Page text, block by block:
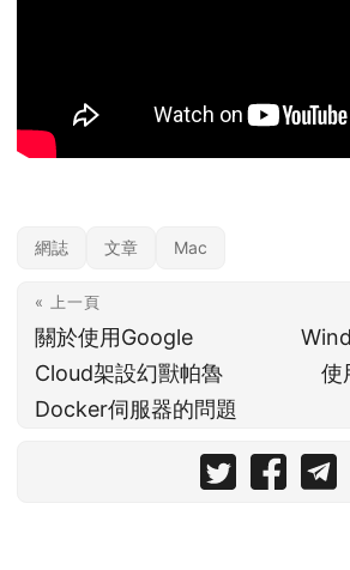
網誌 文章 Mac
« 上一頁
關於使用Google
Cloud架設幻獸帕魯
Docker伺服器的問題
使